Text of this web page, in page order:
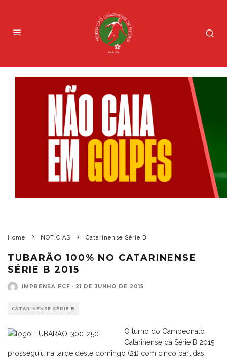
Home NOTÍCIAS Catarinense Série B
TUBARÃO 100% NO CATARINENSE
SÉRIE B 2015
IMPRENSA FCF · 21 DE JUNHO DE 2015
CATARINENSE SÉRIE B
O turno do Campeonato
Catarinense da Série B 2015
prosseguiu na tarde deste domingo (21) com cinco partidas